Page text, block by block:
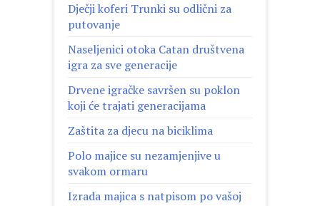
Dječji koferi Trunki su odlični za
putovanje
Naseljenici otoka Catan društvena
igra za sve generacije
Drvene igračke savršen su poklon
koji će trajati generacijama
Zaštita za djecu na biciklima
Polo majice su nezamjenjive u
svakom ormaru
Izrada majica s natpisom po vašoj